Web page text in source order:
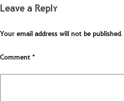
Leave a Reply
Your email address will not be published.
Comment*